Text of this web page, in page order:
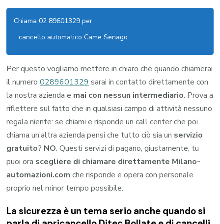
Chiama 02 89601329 per
cancello automatico Came Senago
Per questo vogliamo mettere in chiaro che quando chiamerai
il numero0289601329 sarai in contatto direttamente con
la nostra azienda e mai con nessun intermediario. Prova a
riflettere sul fatto che in qualsiasi campo di attività nessuno
regala niente: se chiami e risponde un call center che poi
chiama un’altra azienda pensi che tutto ciò sia un servizio
gratuito? NO. Questi servizi di pagano, giustamente, tu
puoi ora scegliere di chiamare direttamente Milano-
automazioni.com che risponde e opera con personale
proprio nel minor tempo possibile.
La sicurezza è un tema serio anche quando si